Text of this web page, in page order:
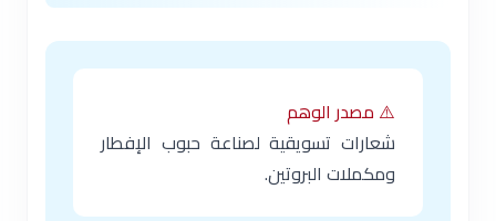
⚠️ مصدر الوهم
شعارات تسويقية لصناعة حبوب الإفطار
ومكملات البروتين.